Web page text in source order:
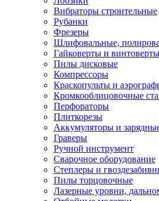
Вибраторы строительные
Рубанки
Фрезеры
Шлифовальные,
Гайковерты и винтоверты
Пилы дисковые
Компрессоры
Краскопульты и
Кромкооблицовочные
Перфораторы
Плиткорезы
Аккумуляторы и
Граверы
Ручной инструмент
Сварочное оборудование
Степлеры и
Пилы торцовочные
Лазерные уровни,